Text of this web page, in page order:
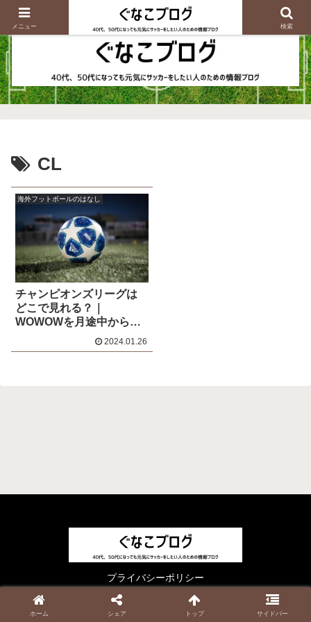
CL
海外フットボールのはなし
チャンピオンズリーグは
どこで見れる？｜
WOWOWを月途中から視
2024.01.26
プライバシーポリシー
© 2023 ぐなこブログ.
メニュー 検索
ホーム シェア トップ サイドバー